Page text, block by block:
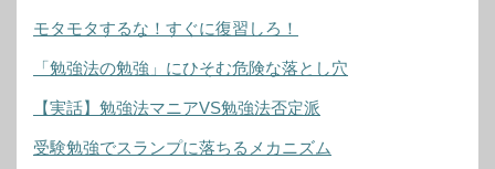
モタモタするな！すぐに復習しろ！
「勉強法の勉強」にひそむ危険な落とし穴
【実話】勉強法マニアVS勉強法否定派
受験勉強でスランプに落ちるメカニズム